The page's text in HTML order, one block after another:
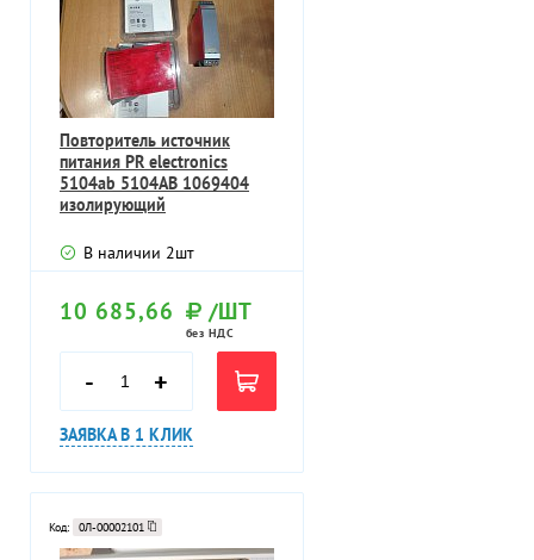
Повторитель источник
питания PR electronics
5104ab 5104AB 1069404
изолирующий
В наличии 2шт
10 685,66 /ШТ
без НДС
- +
ЗАЯВКА В 1 КЛИК
Код: 0Л-00002101